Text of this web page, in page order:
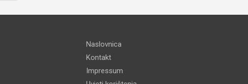
Naslovnica
Kontakt
Impressum